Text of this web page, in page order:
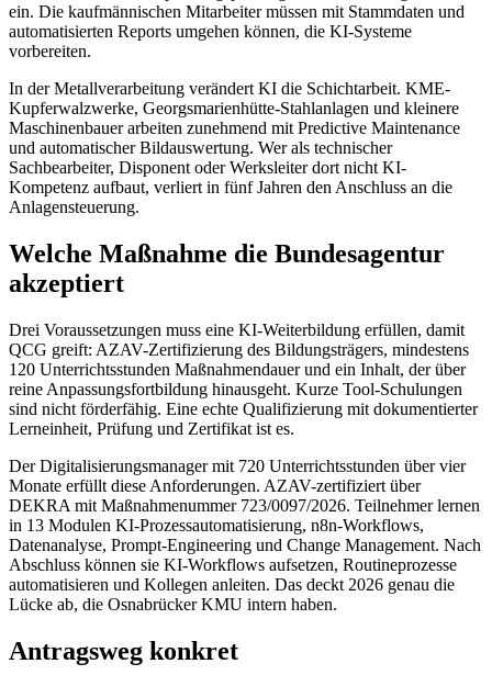
ein. Die kaufmännischen Mitarbeiter müssen mit Stammdaten und
automatisierten Reports umgehen können, die KI-Systeme
vorbereiten.
In der Metallverarbeitung verändert KI die Schichtarbeit. KME-
Kupferwalzwerke, Georgsmarienhütte-Stahlanlagen und kleinere
Maschinenbauer arbeiten zunehmend mit Predictive Maintenance
und automatischer Bildauswertung. Wer als technischer
Sachbearbeiter, Disponent oder Werksleiter dort nicht KI-
Kompetenz aufbaut, verliert in fünf Jahren den Anschluss an die
Anlagensteuerung.
Welche Maßnahme die Bundesagentur
akzeptiert
Drei Voraussetzungen muss eine KI-Weiterbildung erfüllen, damit
QCG greift: AZAV-Zertifizierung des Bildungsträgers, mindestens
120 Unterrichtsstunden Maßnahmendauer und ein Inhalt, der über
reine Anpassungsfortbildung hinausgeht. Kurze Tool-Schulungen
sind nicht förderfähig. Eine echte Qualifizierung mit dokumentierter
Lerneinheit, Prüfung und Zertifikat ist es.
Der Digitalisierungsmanager mit 720 Unterrichtsstunden über vier
Monate erfüllt diese Anforderungen. AZAV-zertifiziert über
DEKRA mit Maßnahmenummer 723/0097/2026. Teilnehmer lernen
in 13 Modulen KI-Prozessautomatisierung, n8n-Workflows,
Datenanalyse, Prompt-Engineering und Change Management. Nach
Abschluss können sie KI-Workflows aufsetzen, Routineprozesse
automatisieren und Kollegen anleiten. Das deckt 2026 genau die
Lücke ab, die Osnabrücker KMU intern haben.
Antragsweg konkret